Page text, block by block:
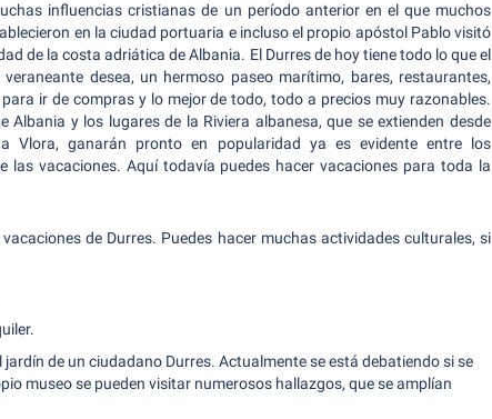
influencias cristianas de un período anterior en el que muchos
en la ciudad portuaria e incluso el propio apóstol Pablo visitó
de la costa adriática de Albania. El Durres de hoy tiene todo lo que el
desea, un hermoso paseo marítimo, bares, restaurantes,
ir de compras y lo mejor de todo, todo a precios muy razonables.
Albania y los lugares de la Riviera albanesa, que se extienden desde
Vlora, ganarán pronto en popularidad ya es evidente entre los
las vacaciones. Aquí todavía puedes hacer vacaciones para toda la
de Durres. Puedes hacer muchas actividades culturales, si
de un ciudadano Durres. Actualmente se está debatiendo si se
museo se pueden visitar numerosos hallazgos, que se amplían